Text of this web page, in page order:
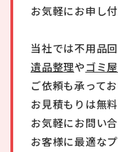
お気軽にお申し
当社では不用品
遺品整理やゴミ
ご依頼も承ってお
お見積もりは無
お気軽にお問い
お客様に最適な